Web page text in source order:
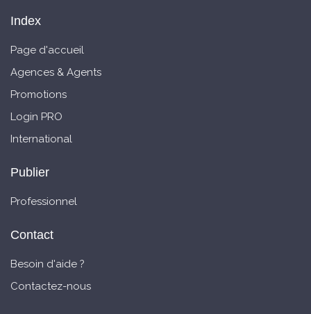
Index
Page d'accueil
Agences & Agents
Promotions
Login PRO
International
Publier
Professionnel
Contact
Besoin d'aide ?
Contactez-nous